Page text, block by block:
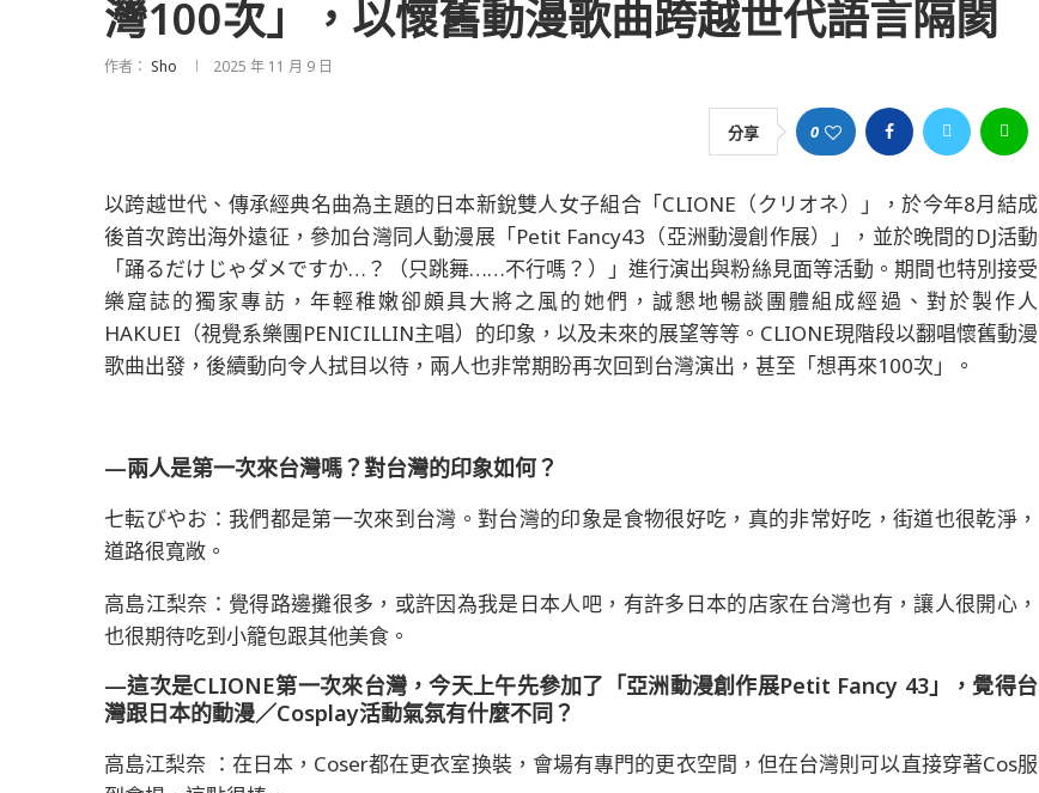
灣100次」，以懷舊動漫歌曲跨越世代語言隔閡
作者： Sho 2025 年 11 月 9 日
分享 0
以跨越世代、傳承經典名曲為主題的日本新銳雙人女子組合「CLIONE（クリオネ）」，於今年8月結成
後首次跨出海外遠征，參加台灣同人動漫展「Petit Fancy43（亞洲動漫創作展）」，並於晚間的DJ活動
「踊るだけじゃダメですか…？（只跳舞……不行嗎？）」進行演出與粉絲見面等活動。期間也特別接受
樂窟誌的獨家專訪，年輕稚嫩卻頗具大將之風的她們，誠懇地暢談團體組成經過、對於製作人
HAKUEI（視覺系樂團PENICILLIN主唱）的印象，以及未來的展望等等。CLIONE現階段以翻唱懷舊動漫
歌曲出發，後續動向令人拭目以待，兩人也非常期盼再次回到台灣演出，甚至「想再來100次」。
—兩人是第一次來台灣嗎？對台灣的印象如何？
七転びやお：我們都是第一次來到台灣。對台灣的印象是食物很好吃，真的非常好吃，街道也很乾淨，
道路很寬敞。
高島江梨奈：覺得路邊攤很多，或許因為我是日本人吧，有許多日本的店家在台灣也有，讓人很開心，
也很期待吃到小籠包跟其他美食。
—這次是CLIONE第一次來台灣，今天上午先參加了「亞洲動漫創作展Petit Fancy 43」，覺得台
灣跟日本的動漫／Cosplay活動氣氛有什麼不同？
高島江梨奈 ：在日本，Coser都在更衣室換裝，會場有專門的更衣空間，但在台灣則可以直接穿著Cos服